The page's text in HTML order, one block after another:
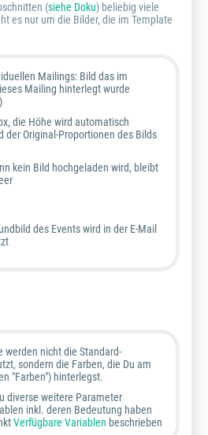
(siehe Doku) beliebig viele
es nur um die Bilder, die im Template
Mailings: Bild das im
Mailing hinterlegt wurde
die Höhe wird automatisch
der Original-Proportionen des Bilds
kein Bild hochgeladen wird, bleibt
des Events wird in der E-Mail
werden nicht die Standard-
sondern die Farben, die Du am
"Farben") hinterlegst.
diverse weitere Parameter
inkl. deren Bedeutung haben
Verfügbare Variablen beschrieben